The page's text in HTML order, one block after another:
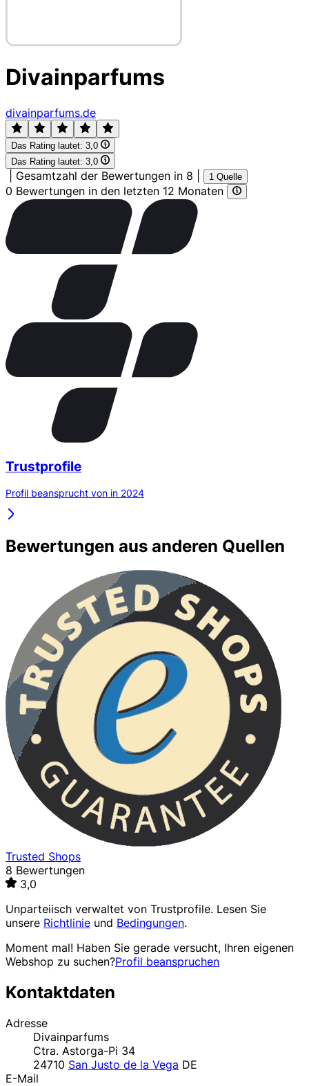
Divainparfums
divainparfums.de
Das Rating lautet: 3,0
Das Rating lautet: 3,0
Gesamtzahl der Bewertungen in 8 1 Quelle
0 Bewertungen in den letzten 12 Monaten
Trustprofile
Profil beansprucht von in 2024
Bewertungen aus anderen Quellen
Trusted Shops
8 Bewertungen
3,0
Unparteiisch verwaltet von Trustprofile. Lesen Sie
unsere Richtlinie und Bedingungen.
Moment mal! Haben Sie gerade versucht, Ihren eigenen
Webshop zu suchen?Profil beanspruchen
Kontaktdaten
Adresse
Divainparfums
Ctra. Astorga-Pi 34
24710 San Justo de la Vega DE
E-Mail